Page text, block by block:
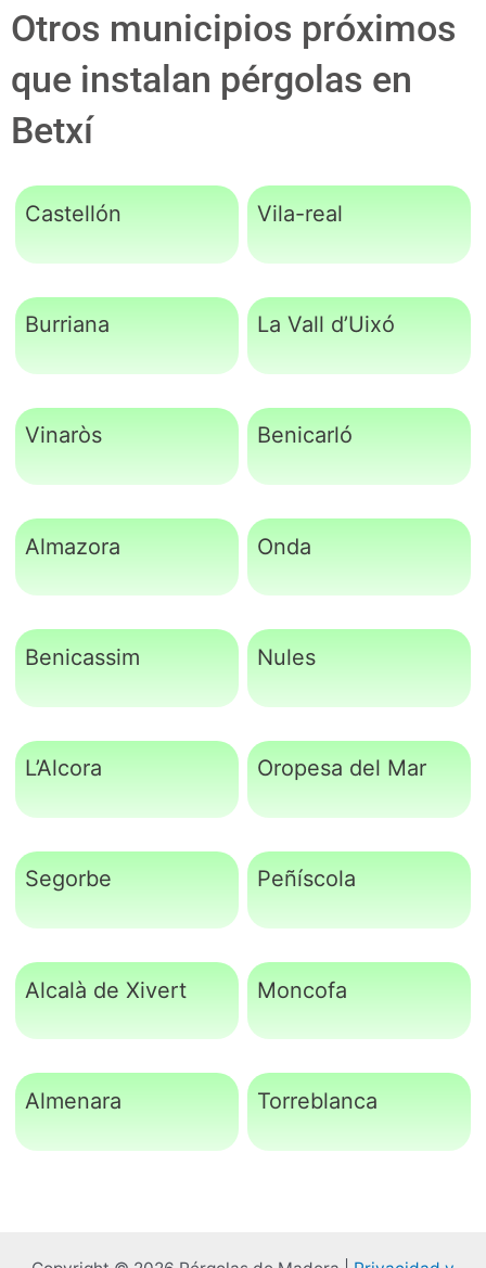
Otros municipios próximos
que instalan pérgolas en
Betxí
Castellón Vila-real
Burriana La Vall d’Uixó
Vinaròs Benicarló
Almazora Onda
Benicassim Nules
L’Alcora Oropesa del Mar
Segorbe Peñíscola
Alcalà de Xivert Moncofa
Almenara Torreblanca